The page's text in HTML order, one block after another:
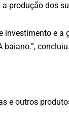
a produção dos
investimento e a
concluiu.
e outros